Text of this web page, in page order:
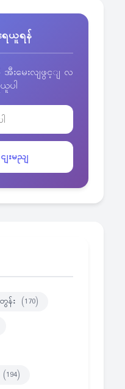
ယူရန်
အီးမေးလျဖွင့ျ လ
ပါ
ျးမညျ
န်း (170)
(194)